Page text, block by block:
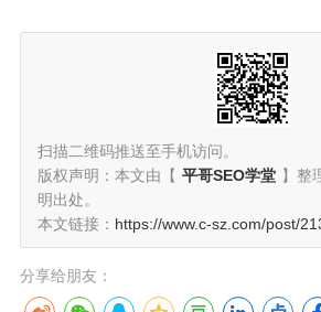
扫描二维码推送至手机访问。
版权声明：本文由【 平哥SEO学堂 】整
明出处。
本文链接： https://www.c-sz.com/post/
分享给朋友：